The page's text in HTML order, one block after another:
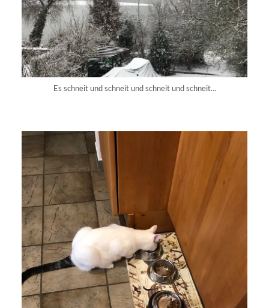
Es schneit und schneit und schneit und schneit…